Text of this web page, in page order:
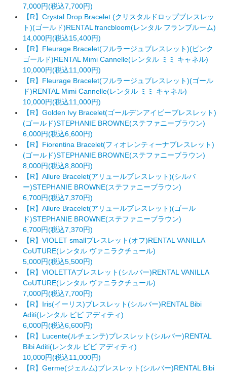
7,000円(税込7,700円)
【R】Crystal Drop Bracelet (クリスタルドロップブレスレッ
ト)(ゴールド)RENTAL francbloom(レンタル フランブルーム)
14,000円(税込15,400円)
【R】Fleurage Bracelet(フルラージュブレスレット)(ピンク
ゴールド)RENTAL Mimi Cannelle(レンタル ミミ キャネル)
10,000円(税込11,000円)
【R】Fleurage Bracelet(フルラージュブレスレット)(ゴール
ド)RENTAL Mimi Cannelle(レンタル ミミ キャネル)
10,000円(税込11,000円)
【R】Golden Ivy Bracelet(ゴールデンアイビーブレスレット)
(ゴールド)STEPHANIE BROWNE(ステファニーブラウン)
6,000円(税込6,600円)
【R】Fiorentina Bracelet(フィオレンティーナブレスレット)
(ゴールド)STEPHANIE BROWNE(ステファニーブラウン)
8,000円(税込8,800円)
【R】Allure Bracelet(アリュールブレスレット)(シルバ
ー)STEPHANIE BROWNE(ステファニーブラウン)
6,700円(税込7,370円)
【R】Allure Bracelet(アリュールブレスレット)(ゴール
ド)STEPHANIE BROWNE(ステファニーブラウン)
6,700円(税込7,370円)
【R】VIOLET smallブレスレット(オフ)RENTAL VANILLA
CoUTURE(レンタル ヴァニラクチュール)
5,000円(税込5,500円)
【R】VIOLETTAブレスレット(シルバー)RENTAL VANILLA
CoUTURE(レンタル ヴァニラクチュール)
7,000円(税込7,700円)
【R】Iris(イーリス)ブレスレット(シルバー)RENTAL Bibi
Aditi(レンタル ビビ アディティ)
6,000円(税込6,600円)
【R】Lucente(ルチェンテ)ブレスレット(シルバー)RENTAL
Bibi Aditi(レンタル ビビ アディティ)
10,000円(税込11,000円)
【R】Germe(ジェルム)ブレスレット(シルバー)RENTAL Bibi